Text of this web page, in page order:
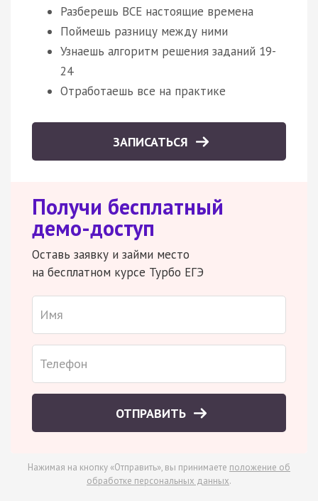
Разберешь ВСЕ настоящие времена
Поймешь разницу между ними
Узнаешь алгоритм решения заданий 19-
24
Отработаешь все на практике
ЗАПИСАТЬСЯ
Получи бесплатный
демо-доступ
Оставь заявку и займи место
на бесплатном курсе Турбо ЕГЭ
ОТПРАВИТЬ
Нажимая на кнопку «Отправить», вы принимаете положение об
обработке персональных данных.